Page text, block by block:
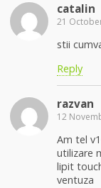
catalin
21
stii
Reply
razvan
12
Am tel
utilizare
lipit
ventuza